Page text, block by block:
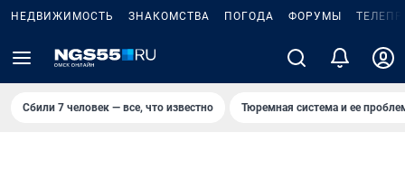
НЕДВИЖИМОСТЬ ЗНАКОМСТВА ПОГОДА ФОРУМЫ
Сбили 7 человек — все, что известно Тюремная система и ее